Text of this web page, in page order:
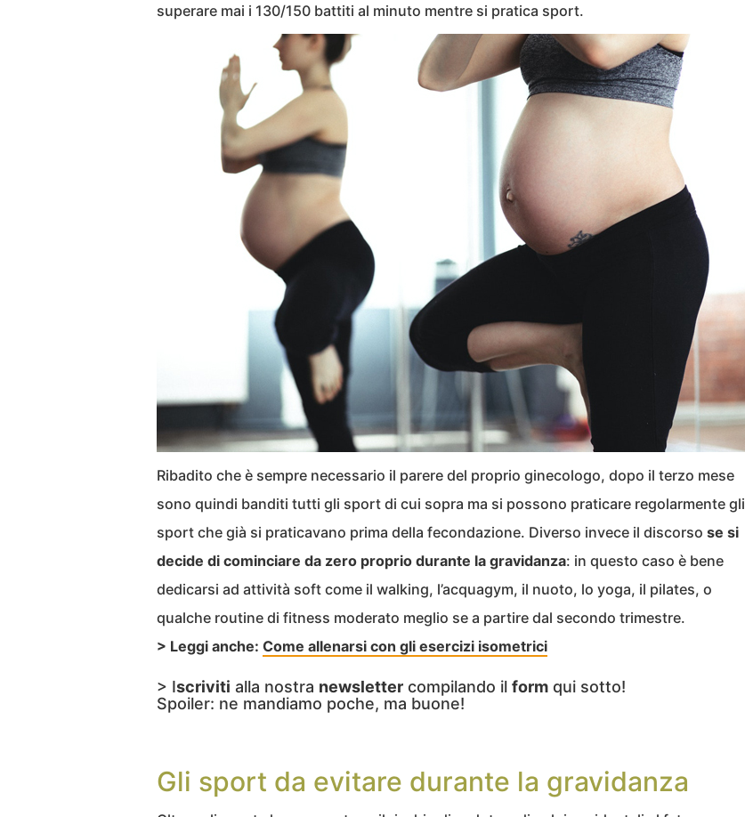
superare mai i 130/150 battiti al minuto mentre si pratica sport.
Ribadito che è sempre necessario il parere del proprio ginecologo, dopo il terzo mese
sono quindi banditi tutti gli sport di cui sopra ma si possono praticare regolarmente gli
sport che già si praticavano prima della fecondazione. Diverso invece il discorso se si
decide di cominciare da zero proprio durante la gravidanza: in questo caso è bene
dedicarsi ad attività soft come il walking, l’acquagym, il nuoto, lo yoga, il pilates, o
qualche routine di fitness moderato meglio se a partire dal secondo trimestre.
> Leggi anche: Come allenarsi con gli esercizi isometrici
> Iscriviti alla nostra newsletter compilando il form qui sotto!
Spoiler: ne mandiamo poche, ma buone!
Gli sport da evitare durante la gravidanza